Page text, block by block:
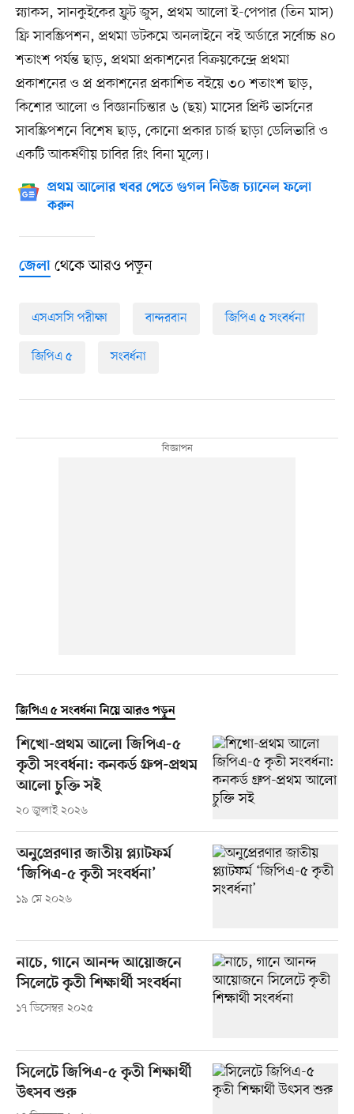
স্ন্যাকস, সানকুইকের ফ্রুট জুস, প্রথম আলো ই-পেপার (তিন মাস)
ফ্রি সাবস্ক্রিপশন, প্রথমা ডটকমে অনলাইনে বই অর্ডারে সর্বোচ্চ ৪০
শতাংশ পর্যন্ত ছাড়, প্রথমা প্রকাশনের বিক্রয়কেন্দ্রে প্রথমা
প্রকাশনের ও প্র প্রকাশনের প্রকাশিত বইয়ে ৩০ শতাংশ ছাড়,
কিশোর আলো ও বিজ্ঞানচিন্তার ৬ (ছয়) মাসের প্রিন্ট ভার্সনের
সাবস্ক্রিপশনে বিশেষ ছাড়, কোনো প্রকার চার্জ ছাড়া ডেলিভারি ও
একটি আকর্ষণীয় চাবির রিং বিনা মূল্যে।
প্রথম আলোর খবর পেতে গুগল নিউজ চ্যানেল ফলো
করুন
জেলাথেকে আরও পড়ুন
এসএসসি পরীক্ষা বান্দরবান জিপিএ ৫ সংবর্ধনা
জিপিএ ৫ সংবর্ধনা
জিপিএ ৫ সংবর্ধনা নিয়ে আরও পড়ুন
শিখো-প্রথম আলো জিপিএ-৫
কৃতী সংবর্ধনা: কনকর্ড গ্রুপ-প্রথম
আলো চুক্তি সই
২০ জুলাই ২০২৬
অনুপ্রেরণার জাতীয় প্ল্যাটফর্ম
‘জিপিএ-৫ কৃতী সংবর্ধনা’
১৯ মে ২০২৬
নাচে, গানে আনন্দ আয়োজনে
সিলেটে কৃতী শিক্ষার্থী সংবর্ধনা
১৭ ডিসেম্বর ২০২৫
সিলেটে জিপিএ-৫ কৃতী শিক্ষার্থী
উৎসব শুরু